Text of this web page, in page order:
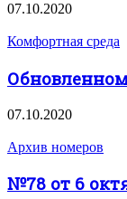
07.10.2020
Комфортная среда
07.10.2020
Архив номеров
№78 от 6